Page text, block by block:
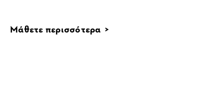
Μάθετε περισσότερα >